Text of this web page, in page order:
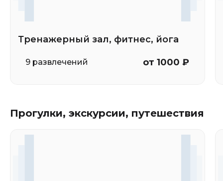
Тренажерный зал, фитнес, йога
9 развлечений от 1000 ₽
Прогулки, экскурсии, путешествия